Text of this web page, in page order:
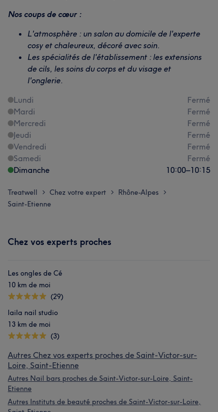
Nos coups de cœur :
L'atmosphère : un salon au domicile de l'experte
cosy et chaleureux, décoré avec soin.
Les spécialités de l'établissement : les extensions
de cils, les soins du corps et du visage et
l'onglerie.
Lundi
Fermé
Mardi
Fermé
Mercredi
Fermé
Jeudi
Fermé
Vendredi
Fermé
Samedi
Fermé
Dimanche
10:00–10:15
Treatwell > Chez votre expert > Rhône-Alpes >
Saint-Etienne
Chez vos experts proches
Les ongles de Cé
10 km de moi
(29)
laila nail studio
13 km de moi
(3)
Autres Chez vos experts proches de Saint-Victor-sur-
Loire, Saint-Etienne
Autres Nail bars proches de Saint-Victor-sur-Loire, Saint-
Etienne
Autres Instituts de beauté proches de Saint-Victor-sur-Loire,